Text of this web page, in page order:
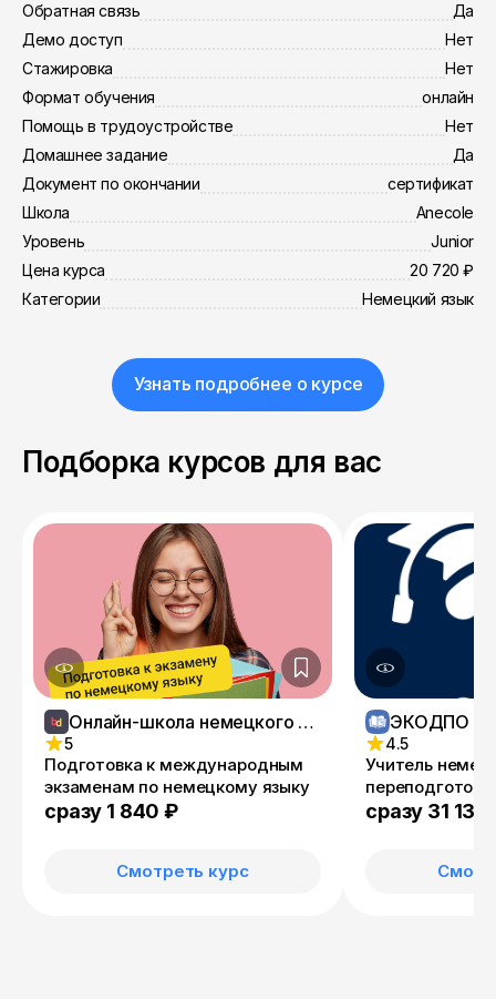
Обратная связь
Да
Демо доступ
Нет
Стажировка
Нет
Формат обучения
онлайн
Помощь в трудоустройстве
Нет
Домашнее задание
Да
Документ по окончании
сертификат
Школа
Anecole
Уровень
Junior
Цена курса
20 720 ₽
Категории
Немецкий язык
Узнать подробнее о курсе
Подборка курсов для вас
Онлайн-школа немецкого языка Berliner Deutsch
5
Подготовка к международным
экзаменам по немецкому языку
сразу 1 840 ₽
Смотреть курс
ЭКОДПО
4.5
Учитель
сразу 31 133